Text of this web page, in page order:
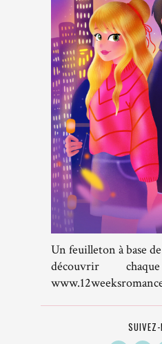
Un feuilleton à base
découvrir